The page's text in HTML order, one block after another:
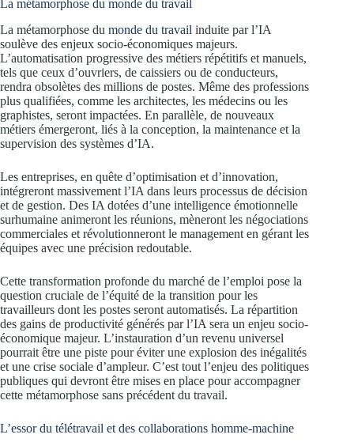
La métamorphose du monde du travail
La métamorphose du monde du travail induite par l’IA
soulève des enjeux socio-économiques majeurs.
L’automatisation progressive des métiers répétitifs et manuels,
tels que ceux d’ouvriers, de caissiers ou de conducteurs,
rendra obsolètes des millions de postes. Même des professions
plus qualifiées, comme les architectes, les médecins ou les
graphistes, seront impactées. En parallèle, de nouveaux
métiers émergeront, liés à la conception, la maintenance et la
supervision des systèmes d’IA.
Les entreprises, en quête d’optimisation et d’innovation,
intégreront massivement l’IA dans leurs processus de décision
et de gestion. Des IA dotées d’une intelligence émotionnelle
surhumaine animeront les réunions, mèneront les négociations
commerciales et révolutionneront le management en gérant les
équipes avec une précision redoutable.
Cette transformation profonde du marché de l’emploi pose la
question cruciale de l’équité de la transition pour les
travailleurs dont les postes seront automatisés. La répartition
des gains de productivité générés par l’IA sera un enjeu socio-
économique majeur. L’instauration d’un revenu universel
pourrait être une piste pour éviter une explosion des inégalités
et une crise sociale d’ampleur. C’est tout l’enjeu des politiques
publiques qui devront être mises en place pour accompagner
cette métamorphose sans précédent du travail.
L’essor du télétravail et des collaborations homme-machine